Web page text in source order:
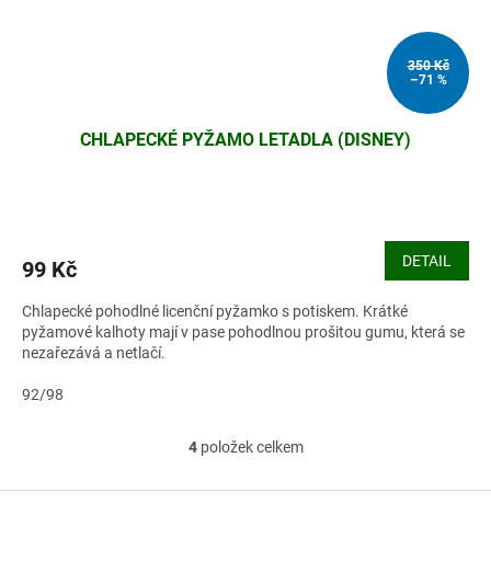
350 Kč
–71 %
CHLAPECKÉ PYŽAMO LETADLA (DISNEY)
99 Kč DETAIL
Chlapecké pohodlné licenční pyžamko s potiskem. Krátké
pyžamové kalhoty mají v pase pohodlnou prošitou gumu, která se
nezařezává a netlačí.
92/98
O
l
4položek celkem